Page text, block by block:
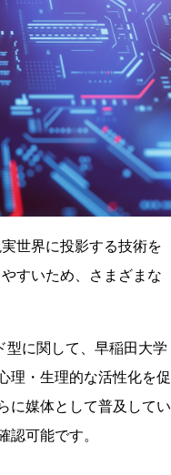
世界に投影する技術を
すいため、さまざまな
に関して、早稲田大学
理・生理的な活性化を促
に媒体として普及してい
可能です。